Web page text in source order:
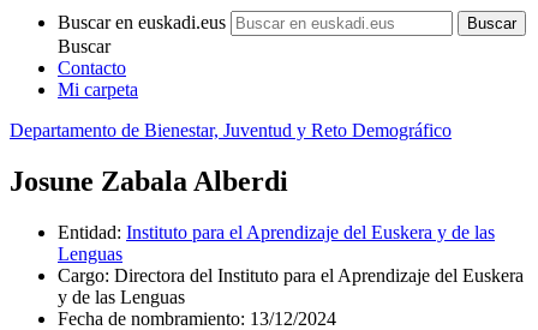
Buscar en euskadi.eus
Buscar
Contacto
Mi carpeta
Departamento de Bienestar, Juventud y Reto Demográfico
Josune Zabala Alberdi
Entidad: Instituto para el Aprendizaje del Euskera y de las
Lenguas
Cargo: Directora del Instituto para el Aprendizaje del Euskera
y de las Lenguas
Fecha de nombramiento: 13/12/2024